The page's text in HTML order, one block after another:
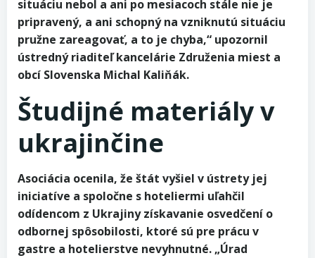
situáciu nebol a ani po mesiacoch stále nie je
pripravený, a ani schopný na vzniknutú situáciu
pružne zareagovať, a to je chyba,“ upozornil
ústredný riaditeľ kancelárie Združenia miest a
obcí Slovenska Michal Kaliňák.
Študijné materiály v
ukrajinčine
Asociácia ocenila, že štát vyšiel v ústrety jej
iniciatíve a spoločne s hoteliermi uľahčil
odídencom z Ukrajiny získavanie osvedčení o
odbornej spôsobilosti, ktoré sú pre prácu v
gastre a hotelierstve nevyhnutné. „Úrad